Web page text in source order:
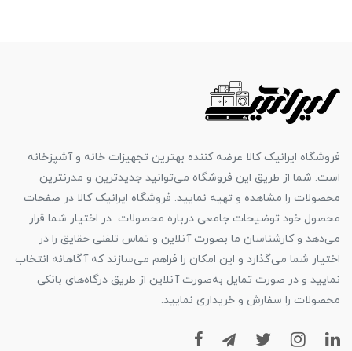
فروشگاه ایرانیک کالا عرضه کننده بهترین تجهیزات خانه و آشپزخانه
است. شما از طریق این فروشگاه می‌توانید جدیدترین و مدرنترین
محصولات را مشاهده و تهیه نمایید. فروشگاه ایرانیک کالا در صفحات
محصول خود توضیحات جامعی درباره محصولات در اختیار شما قرار
می‌دهد و کارشناسان ما بصورت آنلاین و تماس تلفنی حقایق را در
اختیار شما می‌گذارد و این امکان را فراهم می‌سازند که آگاهانه انتخاب
نمایید و در صورت تمایل به‌صورت آنلاین از طریق درگاه‌های بانکی
محصولات را سفارش و خریداری نمایید.